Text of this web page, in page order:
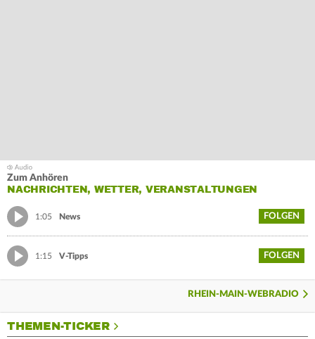
Zum Anhören
NACHRICHTEN, WETTER, VERANSTALTUNGEN
1:05 News FOLGEN
1:15 V-Tipps FOLGEN
RHEIN-MAIN-WEBRADIO
THEMEN-TICKER